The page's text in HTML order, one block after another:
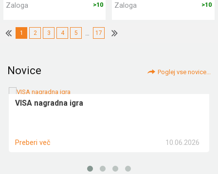
Zaloga >10 Zaloga >10
1 2 3 4 5 17
Novice Poglej vse novice...
VISA nagradna igra
10.06.2026
Preberi več